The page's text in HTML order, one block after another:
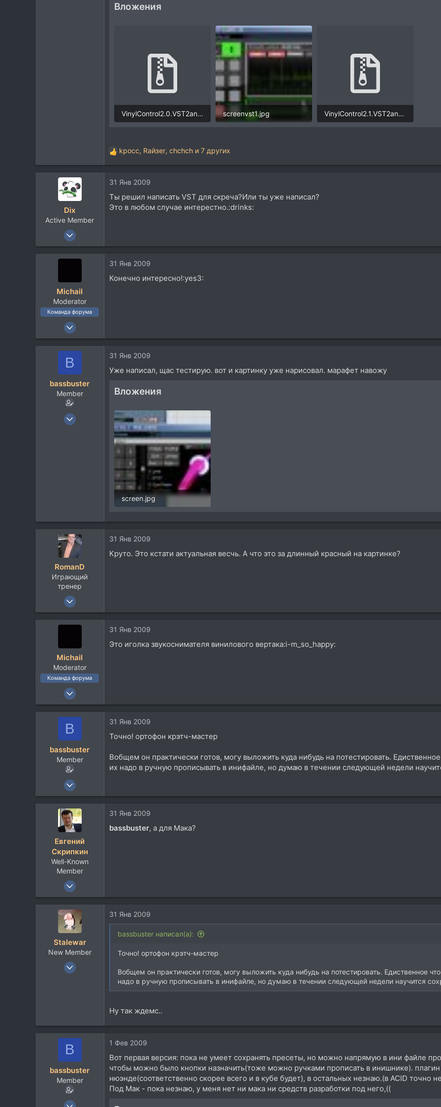
Вложения
VinylControl2.0.VST2andVST3.release.rar screenvst1.jpg VinylControl2.1.VST2andVST3.release.rar
Р
е
к
и
и
kpocc, Rайзеr, chchch и 7 других
Dix
Active Member
22 Апр 2008
217
31 Янв 2009
Ты решил написать VST для скреча?Или ты уже написал?
Это в любом случае интерестно.:drinks:
Michail
Moderator
Команда форума
21 Май 2006
3.165
1.600
г. Орёл
audio-post.ru
31 Янв 2009
Конечно интересно!:yes3:
B
bassbuster
Member
5 Июн 2007
31 Янв 2009
Уже написал, щас тестирую. вот и картинку уже нарисовал. марафет навожу
Вложения
screen.jpg
RomanD
Играющий
тренер
1 Сен 2005
1.875
Москва
vk.com
31 Янв 2009
Круто. Это кстати актуальная весчь. А что это за длинный красный на картинке?
Michail
Moderator
Команда форума
21 Май 2006
3.165
1.600
г. Орёл
audio-post.ru
31 Янв 2009
Это иголка звукоснимателя винилового вертака:i-m_so_happy:
B
bassbuster
Member
5 Июн 2007
81
31 Янв 2009
Точно! ортофон крэтч-мастер
Вобщем он практически готов, могу выложить куда нибудь на потестировать.
их надо в ручную прописывать в инифайле, но думаю в течении следующей недели
Евгений
Скрипкин
Well-Known
Member
29 Янв 2006
2.880
Batumi
31 Янв 2009
bassbuster, а для Мака?
Stalewar
New Member
13 Июл 2005
Москва
31 Янв 2009
bassbuster написал(а):
Точно! ортофон крэтч-мастер
Вобщем он практически готов, могу выложить куда нибудь на потестировать. Едиственное
надо в ручную прописывать в инифайле, но думаю в течении следующей недели научится
Ну так ждемс..
B
bassbuster
Member
5 Июн 2007
1 Фев 2009
Вот первая версия: пока не умеет сохранять пресеты, но можно напрямую в ини файле
чтобы можно было кнопки назначить(тоже можно ручками прописать в инишнике).
нюэнде(соответственно скорее всего и в кубе будет), в остальных незнаю.(в ACID точно
Под Мак - пока незнаю, у меня нет ни мака ни средств разработки под него,((